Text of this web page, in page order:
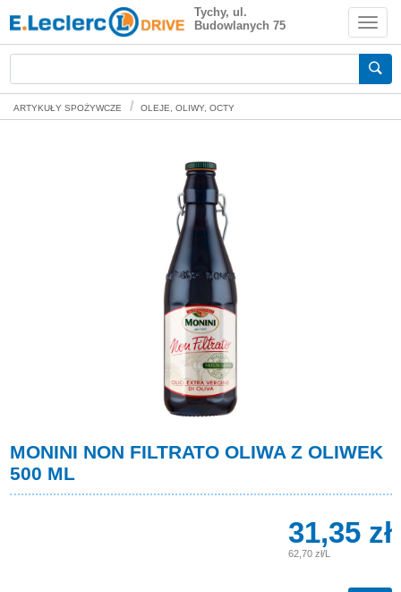
Monini Non Filtrato Oliwa z oliwek 500
ml
Tychy, ul.
Budowlanych 75
ARTYKUŁY SPOŻYWCZE OLEJE, OLIWY, OCTY
MONINI NON FILTRATO OLIWA Z OLIWEK
500 ML
31,35 zł
62,70 zł/L